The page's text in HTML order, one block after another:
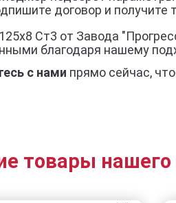
договор и получите
Ст3 от Завода
благодаря нашему
с нами прямо сейчас,
товары нашего